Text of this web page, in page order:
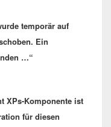
temporär auf
Ein
…“
XPs-Komponente ist
für diesen